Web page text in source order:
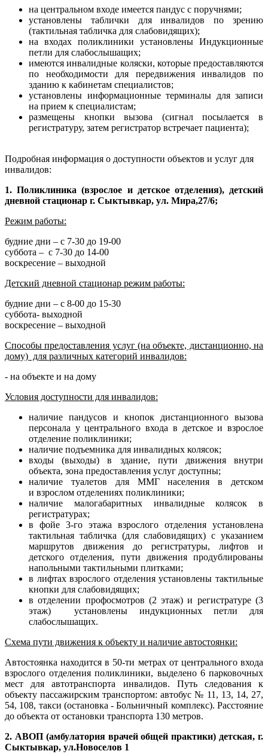
на центральном входе имеется пандус с поручнями;
установлены таблички для инвалидов по зрению
(тактильная табличка для слабовидящих);
на входах поликлиники установлены Индукционные
петли для слабослышащих;
имеются инвалидные коляски, которые предоставляются
по необходимости для передвижения инвалидов по
зданию к кабинетам специалистов;
установлены информационные терминалы для записи
на прием к специалистам;
размещены кнопки вызова (сигнал посылается в
регистратуру, затем регистратор встречает пациента);
Подробная информация о доступности объектов и услуг для
инвалидов:
1. Поликлиника (взрослое и детское отделения), детский
дневной стационар г. Сыктывкар, ул. Мира,27/6;
Режим работы:
будние дни – с 7-30 до 19-00
суббота – с 7-30 до 14-00
воскресение – выходной
Детский дневной стационар режим работы:
будние дни – с 8-00 до 15-30
суббота- выходной
воскресение – выходной
Способы предоставления услуг (на объекте, дистанционно, на
дому) для различных категорий инвалидов:
- на объекте и на дому
Условия доступности для инвалидов:
наличие пандусов и кнопок дистанционного вызова
персонала у центрального входа в детское и взрослое
отделение поликлиники;
наличие подъемника для инвалидных колясок;
входы (выходы) в здание, пути движения внутри
объекта, зона предоставления услуг доступны;
наличие туалетов для ММГ населения в детском
и взрослом отделениях поликлиники;
наличие малогабаритных инвалидные колясок в
регистратурах;
в фойе 3-го этажа взрослого отделения установлена
тактильная табличка (для слабовидящих) с указанием
маршрутов движения до регистратуры, лифтов и
детского отделения, пути движения продублированы
напольными тактильными плитками;
в лифтах взрослого отделения установлены тактильные
кнопки для слабовидящих;
в отделении профосмотров (2 этаж) и регистратуре (3
этаж) установлены индукционных петли для
слабослышащих.
Схема пути движения к объекту и наличие автостоянки:
Автостоянка находится в 50-ти метрах от центрального входа
взрослого отделения поликлиники, выделено 6 парковочных
мест для автотранспорта инвалидов. Путь следования к
объекту пассажирским транспортом: автобус № 11, 13, 14, 27,
54, 108, такси (остановка - Больничный комплекс). Расстояние
до объекта от остановки транспорта 130 метров.
2. АВОП (амбулатория врачей общей практики) детская,г.
Сыктывкар, ул.Новоселов 1